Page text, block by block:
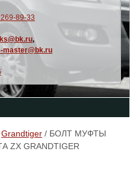
89-33
,
master@bk.ru
Grandtiger / БОЛТ МУФТЫ
GRANDTIGER